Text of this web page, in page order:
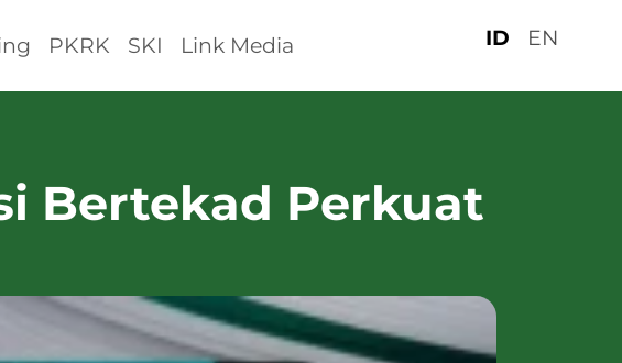
PKRK SKI Link Media ID EN
Bertekad Perkuat